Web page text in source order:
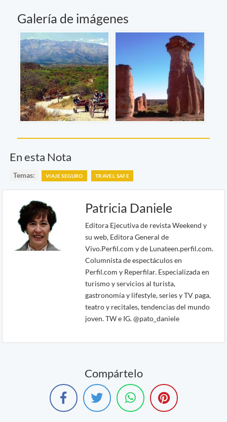
Galería de imágenes
En esta Nota
Temas: VIAJE SEGURO TRAVEL SAFE
Patricia Daniele
Editora Ejecutiva de revista Weekend y
su web, Editora General de
Vivo.Perfil.com y de Lunateen.perfil.com.
Columnista de espectáculos en
Perfil.com y Reperfilar. Especializada en
turismo y servicios al turista,
gastronomía y lifestyle, series y TV paga,
teatro y recitales, tendencias del mundo
joven. TW e IG. @pato_daniele
Compártelo